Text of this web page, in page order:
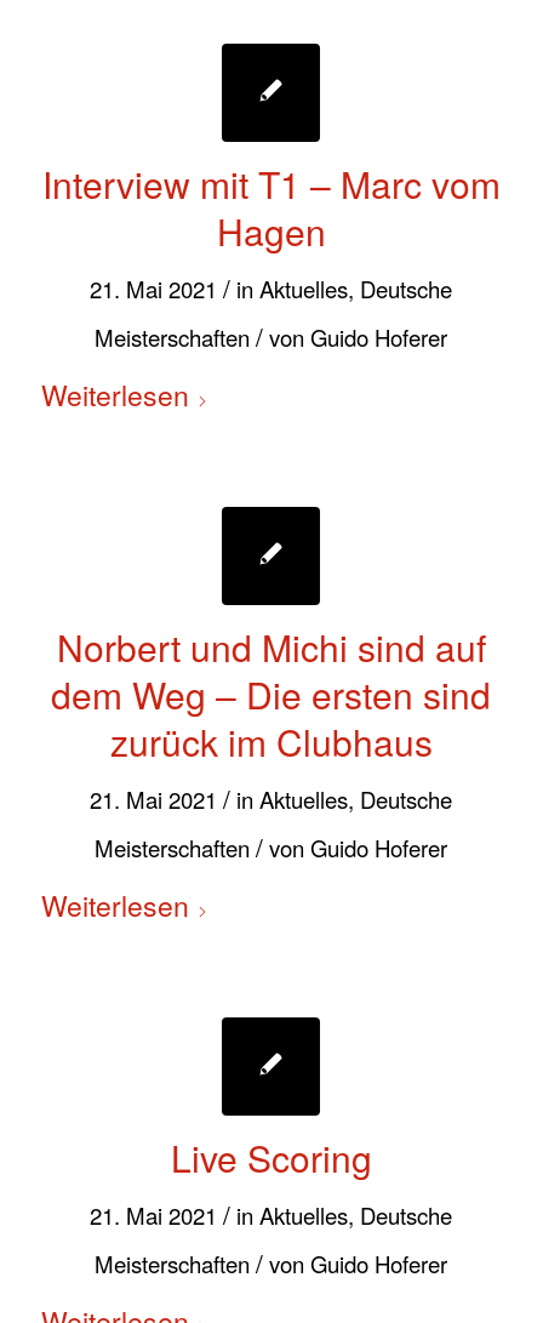
Interview mit T1 – Marc vom
Hagen
21. Mai 2021 / inAktuelles, Deutsche
Meisterschaften / vonGuido Hoferer
Weiterlesen
Norbert und Michi sind auf
dem Weg – Die ersten sind
zurück im Clubhaus
21. Mai 2021 / inAktuelles, Deutsche
Meisterschaften / vonGuido Hoferer
Weiterlesen
Live Scoring
21. Mai 2021 / inAktuelles, Deutsche
Meisterschaften / vonGuido Hoferer